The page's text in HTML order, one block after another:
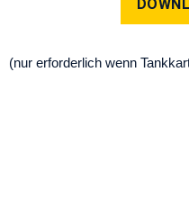
(nur erforderlich wenn